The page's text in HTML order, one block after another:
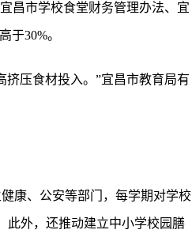
昌市学校食堂财务管理办法、宜
于30%。
压食材投入。”宜昌市教育局有
康、公安等部门，每学期对学校
此外，还推动建立中小学校园膳